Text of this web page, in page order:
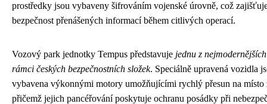
prostředky jsou vybaveny šifrováním vojenské úrovně, což
bezpečnost přenášených informací během citlivých operací.
Vozový park jednotky Tempus představuje jednu z
rámci českých bezpečnostních složek. Speciálně upravená vozidla
vybavena výkonnými motory umožňujícími rychlý přesun na místo
přičemž jejich pancéřování poskytuje ochranu posádky při